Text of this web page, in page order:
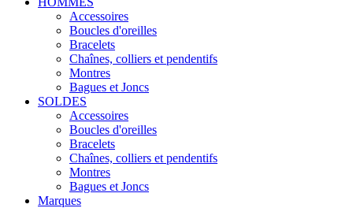
Accessoires
Boucles d'oreilles
Bracelets
Chaînes, colliers et pendentifs
Montres
Bagues et Joncs
SOLDES
Accessoires
Boucles d'oreilles
Bracelets
Chaînes, colliers et pendentifs
Montres
Bagues et Joncs
Marques